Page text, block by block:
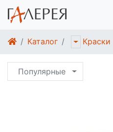
Каталог Краски
Популярные